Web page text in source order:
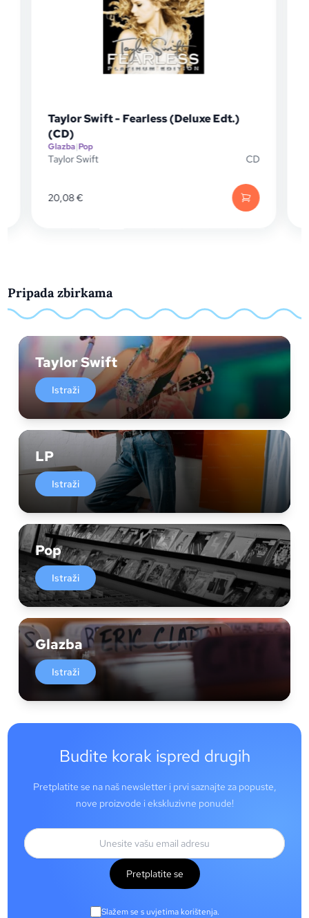
Taylor Swift - Fearless (Deluxe Edt.)
(CD)
Glazba|Pop
Taylor Swift CD
20,08€
Pripada zbirkama
Taylor Swift
Istraži
LP
Istraži
Pop
Istraži
Glazba
Istraži
Budite korak ispred drugih
Pretplatite se na naš newsletter i prvi saznajte za popuste,
nove proizvode i ekskluzivne ponude!
Pretplatite se
Slažem se s uvjetima korištenja.